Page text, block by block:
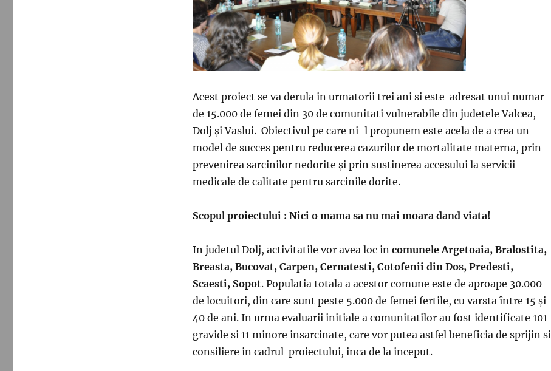
Acest proiect se va derula in urmatorii trei ani si este adresat unui numar
de 15.000 de femei din 30 de comunitati vulnerabile din judetele Valcea,
Dolj și Vaslui. Obiectivul pe care ni-l propunem este acela de a crea un
model de succes pentru reducerea cazurilor de mortalitate materna, prin
prevenirea sarcinilor nedorite și prin sustinerea accesului la servicii
medicale de calitate pentru sarcinile dorite.
Scopul proiectului : Nici o mama sa nu mai moara dand viata!
In judetul Dolj, activitatile vor avea loc in comunele Argetoaia, Bralostita,
Breasta, Bucovat, Carpen, Cernatesti, Cotofenii din Dos, Predesti,
Scaesti, Sopot. Populatia totala a acestor comune este de aproape 30.000
de locuitori, din care sunt peste 5.000 de femei fertile, cu varsta între 15 şi
40 de ani. In urma evaluarii initiale a comunitatilor au fost identificate 101
gravide si 11 minore insarcinate, care vor putea astfel beneficia de sprijin si
consiliere in cadrul proiectului, inca de la inceput.